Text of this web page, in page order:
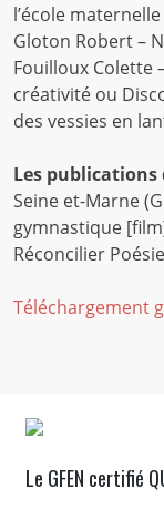
l’école
Gloton Robert –
Fouilloux Colette
créativité ou
des vessies en
Les publications
Seine et-Marne
gymnastique
Réconcilier
Téléchargement
Le GFEN certifié